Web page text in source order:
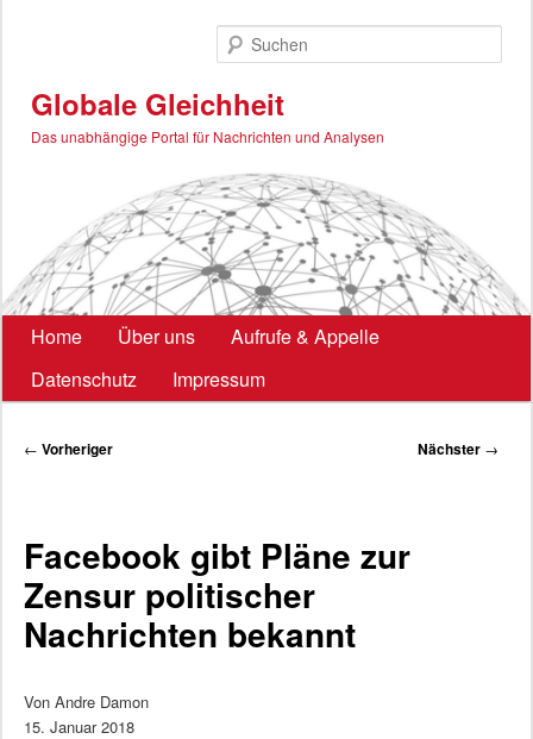
Globale Gleichheit
Das unabhängige Portal für Nachrichten und Analysen
Hauptmenü
Home Über uns
Aufrufe & Appelle
Datenschutz
Impressum
Beitragsnavigation
← Vorheriger Nächster →
Facebook gibt Pläne zur
Zensur politischer
Nachrichten bekannt
Von Andre Damon
15. Januar 2018